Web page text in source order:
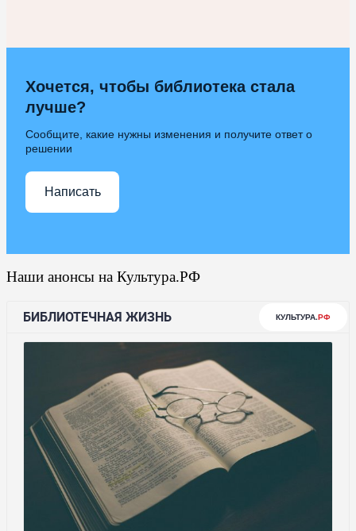
Хочется, чтобы библиотека стала
лучше?
Сообщите, какие нужны изменения и получите ответ о
решении
Написать
Наши анонсы на Культура.РФ